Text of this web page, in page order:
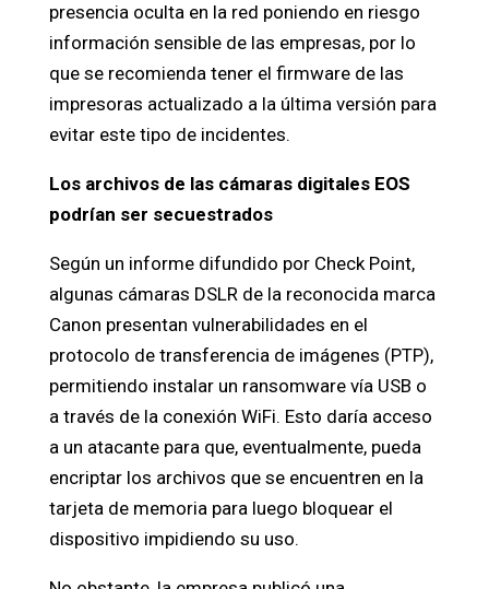
presencia oculta en la red poniendo en riesgo
información sensible de las empresas, por lo
que se recomienda tener el firmware de las
impresoras actualizado a la última versión para
evitar este tipo de incidentes.
Los archivos de las cámaras digitales EOS
podrían ser secuestrados
Según un informe difundido por Check Point,
algunas cámaras DSLR de la reconocida marca
Canon presentan vulnerabilidades en el
protocolo de transferencia de imágenes (PTP),
permitiendo instalar un ransomware vía USB o
a través de la conexión WiFi. Esto daría acceso
a un atacante para que, eventualmente, pueda
encriptar los archivos que se encuentren en la
tarjeta de memoria para luego bloquear el
dispositivo impidiendo su uso.